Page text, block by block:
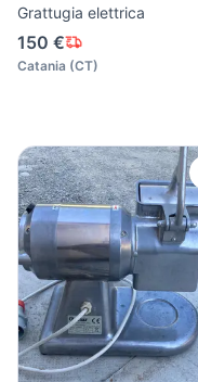
Grattugia elettrica
150 €
Catania (CT)